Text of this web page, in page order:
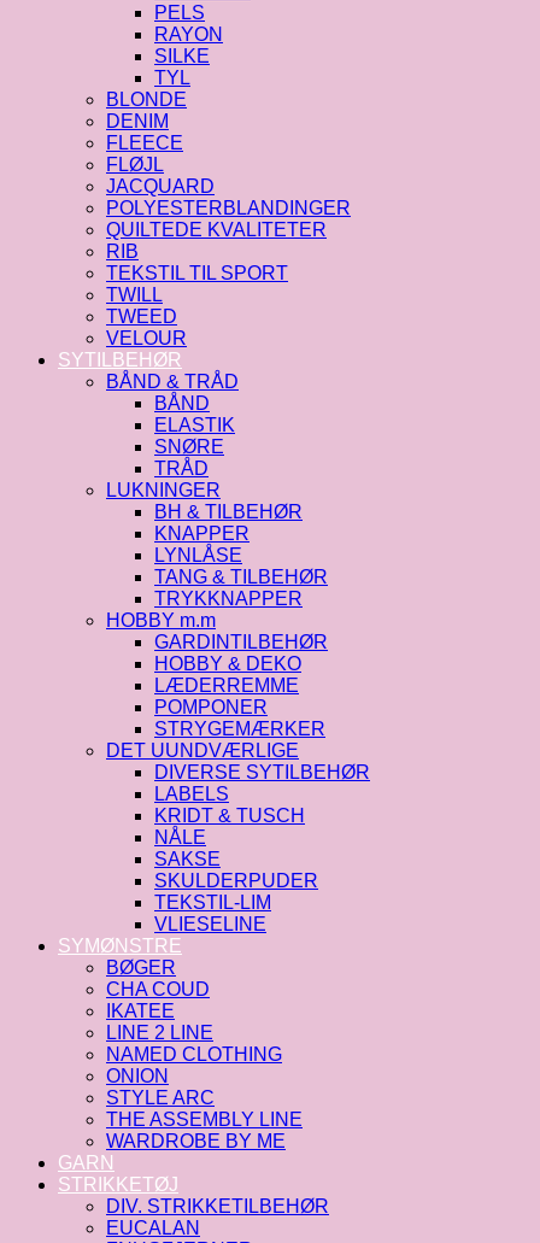
PELS
RAYON
SILKE
TYL
BLONDE
DENIM
FLEECE
FLØJL
JACQUARD
POLYESTERBLANDINGER
QUILTEDE KVALITETER
RIB
TEKSTIL TIL SPORT
TWILL
TWEED
VELOUR
SYTILBEHØR
BÅND & TRÅD
BÅND
ELASTIK
SNØRE
TRÅD
LUKNINGER
BH & TILBEHØR
KNAPPER
LYNLÅSE
TANG & TILBEHØR
TRYKKNAPPER
HOBBY m.m
GARDINTILBEHØR
HOBBY & DEKO
LÆDERREMME
POMPONER
STRYGEMÆRKER
DET UUNDVÆRLIGE
DIVERSE SYTILBEHØR
LABELS
KRIDT & TUSCH
NÅLE
SAKSE
SKULDERPUDER
TEKSTIL-LIM
VLIESELINE
SYMØNSTRE
BØGER
CHA COUD
IKATEE
LINE 2 LINE
NAMED CLOTHING
ONION
STYLE ARC
THE ASSEMBLY LINE
WARDROBE BY ME
GARN
STRIKKETØJ
DIV. STRIKKETILBEHØR
EUCALAN